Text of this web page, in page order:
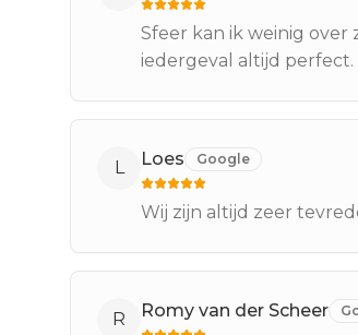
Sfeer kan ik weinig over
iedergeval altijd perfect.
L Loes Google
Wij zijn altijd zeer
R Romy van der Scheer